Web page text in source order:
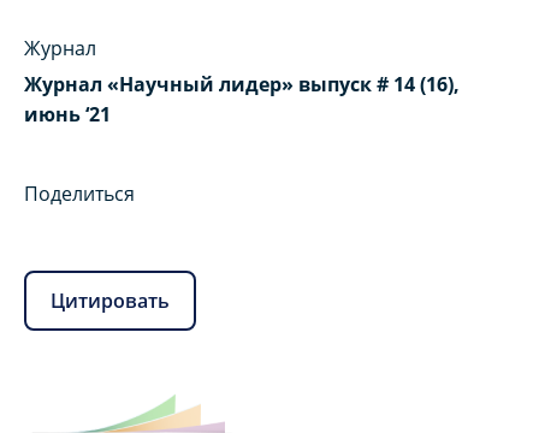
Журнал
Журнал «Научный лидер» выпуск # 14 (16),
июнь ‘21
Поделиться
Цитировать